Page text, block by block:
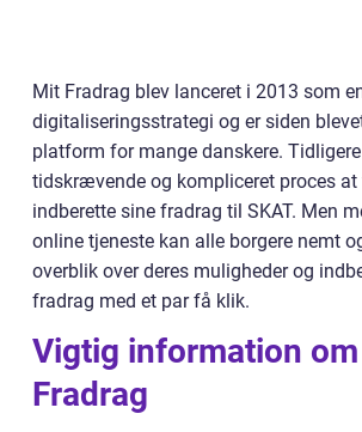
Mit Fradrag blev lanceret i 2013 som
digitaliseringsstrategi og er siden
platform for mange danskere.
tidskrævende og kompliceret proces
indberette sine fradrag til SKAT. Men
online tjeneste kan alle borgere nemt
overblik over deres muligheder og
fradrag med et par få klik.
Vigtig information
Fradrag